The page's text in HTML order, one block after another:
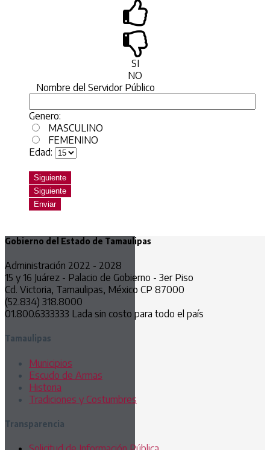
SI
NO
Nombre del Servidor Público
Genero:
MASCULINO
FEMENINO
Edad:
Siguiente
Siguiente
Enviar
Gobierno del Estado de Tamaulipas
Administración 2022 - 2028
15 y 16 Juárez - Palacio de Gobierno - 3er Piso
Cd. Victoria, Tamaulipas, México CP 87000
(52.834) 318.8000
01.800.6333333 Lada sin costo para todo el país
Tamaulipas
Municipios
Escudo de Armas
Historia
Tradiciones y Costumbres
Transparencia